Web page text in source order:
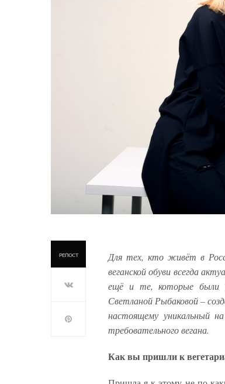
РЕПОСТ
Для тех, кто живёт в
веганской обуви всегда
ещё и те, которые были
Светланой Рыбаковой –
настоящему уникальный
требовательного вегана.
Как вы пришли к